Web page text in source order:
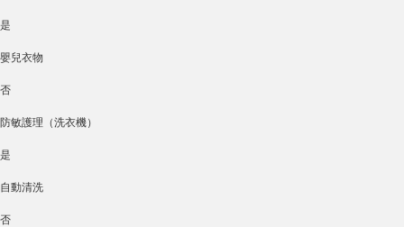
是
嬰兒衣物
否
防敏護理（洗衣機）
是
自動清洗
否